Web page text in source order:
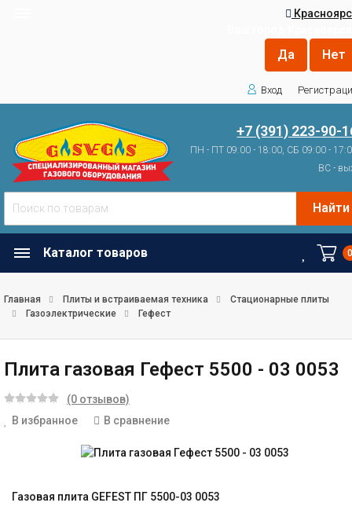
Вход
+7 (391) 223-90-
ПН - ПТ 09:00 - 18:00, СБ 09:00 -
ВС -
Найти
Каталог товаров
Главная Плиты и встраиваемая техника
Стационарные плиты
Газоэлектрические
Гефест
Плита газовая Гефест 5500 - 03 0053
(0 отзывов)
В избранное
В сравнение
Газовая плита GEFEST ПГ 5500-03 0053